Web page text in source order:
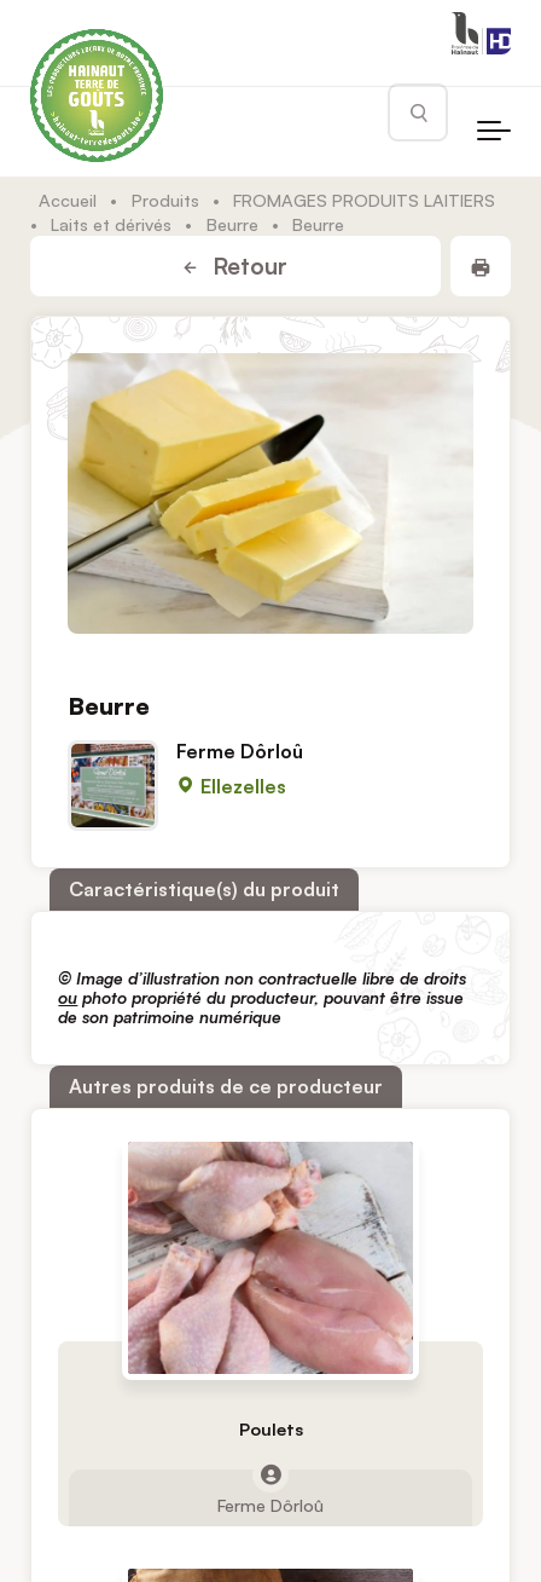
Rechercher
Accueil • Produits •
FROMAGES PRODUITS LAITIERS
•
Laits et dérivés • Beurre • Beurre
Retour
Beurre
Ferme Dôrloû
Ellezelles
Caractéristique(s) du produit
© Image d’illustration non contractuelle libre de droits
ou photo propriété du producteur, pouvant être issue
de son patrimoine numérique
Autres produits de ce producteur
Poulets
Ferme Dôrloû